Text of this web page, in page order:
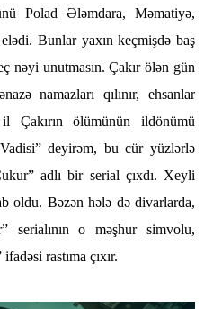
Polad Ələmdara, Məmatiyə,
Bunlar yaxın keçmişdə baş
nəyi unutmasın. Çakır ölən gün
namazları qılınır, ehsanlar
ölümünün ildönümü
deyirəm, bu cür yüzlərlə
adlı bir serial çıxdı. Xeyli
oldu. Bəzən hələ də divarlarda,
serialının o məşhur simvolu,
rastıma çıxır.